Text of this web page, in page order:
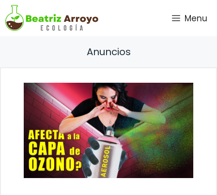
Saltar
al
contenido
Menu
Anuncios